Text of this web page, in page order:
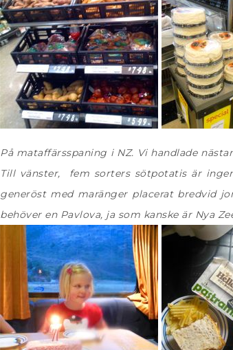
På mataffärsspaning i NZ. Vi handlade
Till vänster, fem sorters sötpotatis är
generöst med maränger placerat bredvid
behöver en Pavlova, ja som kanske är Nya